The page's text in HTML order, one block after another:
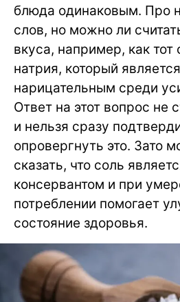
блюда одинаковым. Про
слов, но можно ли
вкуса, например, как
натрия, который
нарицательным среди
Ответ на этот вопрос не
и нельзя сразу
опровергнуть это. Зато
сказать, что соль
консервантом и при
потреблении помогает
состояние здоровья.